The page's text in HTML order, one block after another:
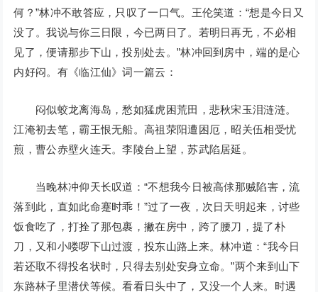
何？”林冲不敢答应，只叹了一口气。王伦笑道：“想是今日又
没了。我说与你三日限，今已两日了。若明日再无，不必相
见了，便请那步下山，投别处去。”林冲回到房中，端的是心
内好闷。有《临江仙》词一篇云：
闷似蛟龙离海岛，愁如猛虎困荒田，悲秋宋玉泪涟涟。
江淹初去笔，霸王恨无船。高祖荥阳遭困厄，昭关伍相受忧
煎，曹公赤壁火连天。李陵台上望，苏武陷居延。
当晚林冲仰天长叹道：“不想我今日被高俅那贼陷害，流
落到此，直如此命蹇时乖！”过了一夜，次日天明起来，讨些
饭食吃了，打拴了那包裹，撇在房中，跨了腰刀，提了朴
刀，又和小喽啰下山过渡，投东山路上来。林冲道：“我今日
若还取不得投名状时，只得去别处安身立命。”两个来到山下
东路林子里潜伏等候。看看日头中了，又没一个人来。时遇